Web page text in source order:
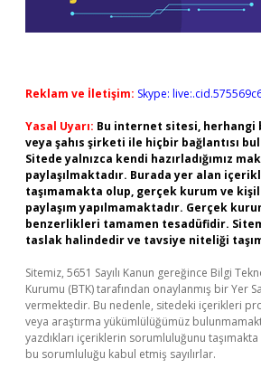
Reklam ve İletişim: Skype:
Yasal Uyarı: Bu internet sitesi, herhangi
veya şahıs şirketi ile hiçbir bağlantısı
Sitede yalnızca kendi hazırladığımız
paylaşılmaktadır. Burada yer alan
taşımamakta olup, gerçek kurum ve
paylaşım yapılmamaktadır. Gerçek
benzerlikleri tamamen tesadüfidir.
taslak halindedir ve tavsiye niteliği
Sitemiz, 5651 Sayılı Kanun gereğince Bilgi
Kurumu (BTK) tarafından onaylanmış bir Yer
vermektedir. Bu nedenle, sitedeki içerikleri
veya araştırma yükümlülüğümüz
yazdıkları içeriklerin sorumluluğunu
bu sorumluluğu kabul etmiş sayılırlar.